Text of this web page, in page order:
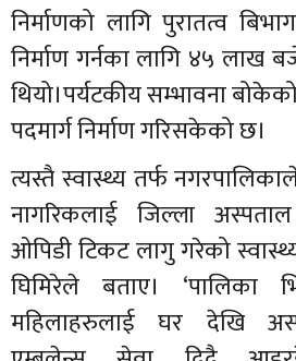
निर्माणको लागि पुरातत्व
निर्माण गर्नका लागि ४५ लाख
थियो।पर्यटकीय सम्भावना
पदमार्ग निर्माण गरिसकेको छ।
त्यस्तै स्वास्थ्य तर्फ
नागरिकलाई जिल्ला
ओपिडी टिकट लागु गरेको
घिमिरेले बताए। ‘पालिका
महिलाहरुलाई घर देखि